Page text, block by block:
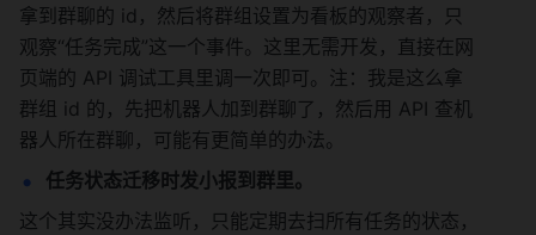
拿到群聊的 id，然后将群组设置为看板的观察者，只
观察“任务完成”这一个事件。这里无需开发，直接在网
页端的 API 调试工具里调一次即可。注：我是这么拿
群组 id 的，先把机器人加到群聊了，然后用 API 查机
器人所在群聊，可能有更简单的办法。
任务状态迁移时发小报到群里。
这个其实没办法监听，只能定期去扫所有任务的状态，